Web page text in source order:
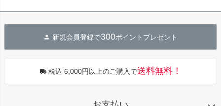
新規会員登録で300ポイントプレゼント
税込 6,000円以上のご購入で送料無料！